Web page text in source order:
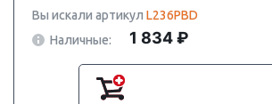
Вы искали артикул L236PBD
Наличные:
1 834 ₽